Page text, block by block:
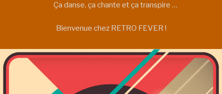
Ça danse, ça chante et ça transpire …
Bienvenue chez RETRO FEVER !